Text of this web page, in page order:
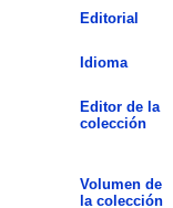
Editorial
Idioma
Editor de la
colección
Volumen de
la colección